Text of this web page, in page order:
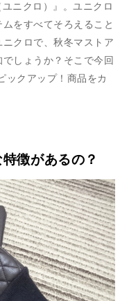
ニクロ）』。ユニクロ
をすべてそろえること
クロで、秋冬マストア
しょうか？そこで今回
ックアップ！商品をカ
徴があるの？